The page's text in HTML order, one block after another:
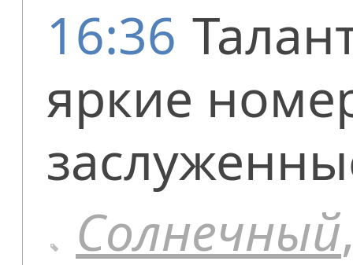
16:36
яркие
Солнечный